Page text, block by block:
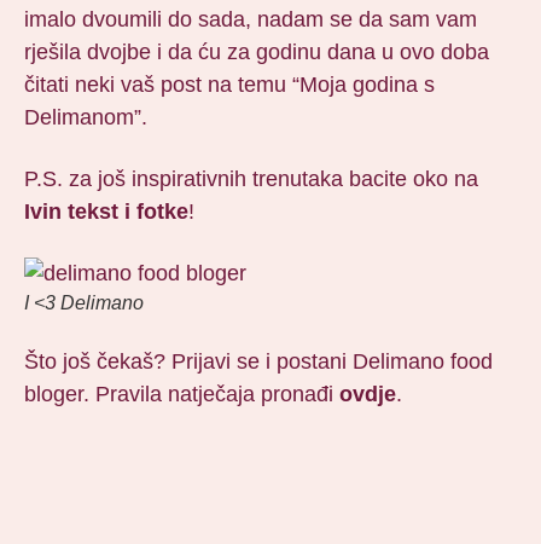
imalo dvoumili do sada, nadam se da sam vam
rješila dvojbe i da ću za godinu dana u ovo doba
čitati neki vaš post na temu “Moja godina s
Delimanom”.
P.S. za još inspirativnih trenutaka bacite oko na
Ivin tekst i fotke!
I <3 Delimano
Što još čekaš? Prijavi se i postani Delimano food
bloger. Pravila natječaja pronađi ovdje.